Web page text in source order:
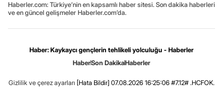
Haberler.com: Türkiye’nin en kapsamlı haber sitesi. Son dakika haberleri
ve en güncel gelişmeler Haberler.com’da.
Haber: Kaykaycı gençlerin tehlikeli yolculuğu - Haberler
HaberSon DakikaHaberler
Gizlilik ve çerez ayarları [Hata Bildir] 07.08.2026 16:25:06 #7.12# .HCFOK.